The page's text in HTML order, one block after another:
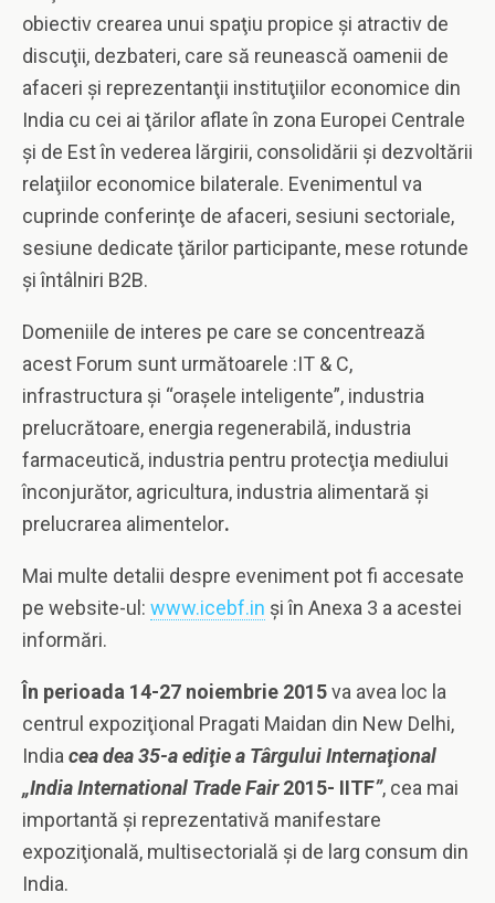
obiectiv crearea unui spaţiu propice şi atractiv de
discuţii, dezbateri, care să reunească oamenii de
afaceri şi reprezentanţii instituţiilor economice din
India cu cei ai ţărilor aflate în zona Europei Centrale
şi de Est în vederea lărgirii, consolidării şi dezvoltării
relaţiilor economice bilaterale. Evenimentul va
cuprinde conferinţe de afaceri, sesiuni sectoriale,
sesiune dedicate ţărilor participante, mese rotunde
şi întâlniri B2B.
Domeniile de interes pe care se concentrează
acest Forum sunt următoarele :IT & C,
infrastructura şi “oraşele inteligente”, industria
prelucrătoare, energia regenerabilă, industria
farmaceutică, industria pentru protecţia mediului
înconjurător, agricultura, industria alimentară şi
prelucrarea alimentelor.
Mai multe detalii despre eveniment pot fi accesate
pe website-ul: www.icebf.in şi în Anexa 3 a acestei
informări.
În perioada 14-27 noiembrie 2015va avea loc la
centrul expoziţional Pragati Maidan din New Delhi,
India cea dea 35-a ediţie a Târgului Internaţional
„India International Trade Fair 2015- IITF”, cea mai
importantă şi reprezentativă manifestare
expoziţională, multisectorială şi de larg consum din
India.